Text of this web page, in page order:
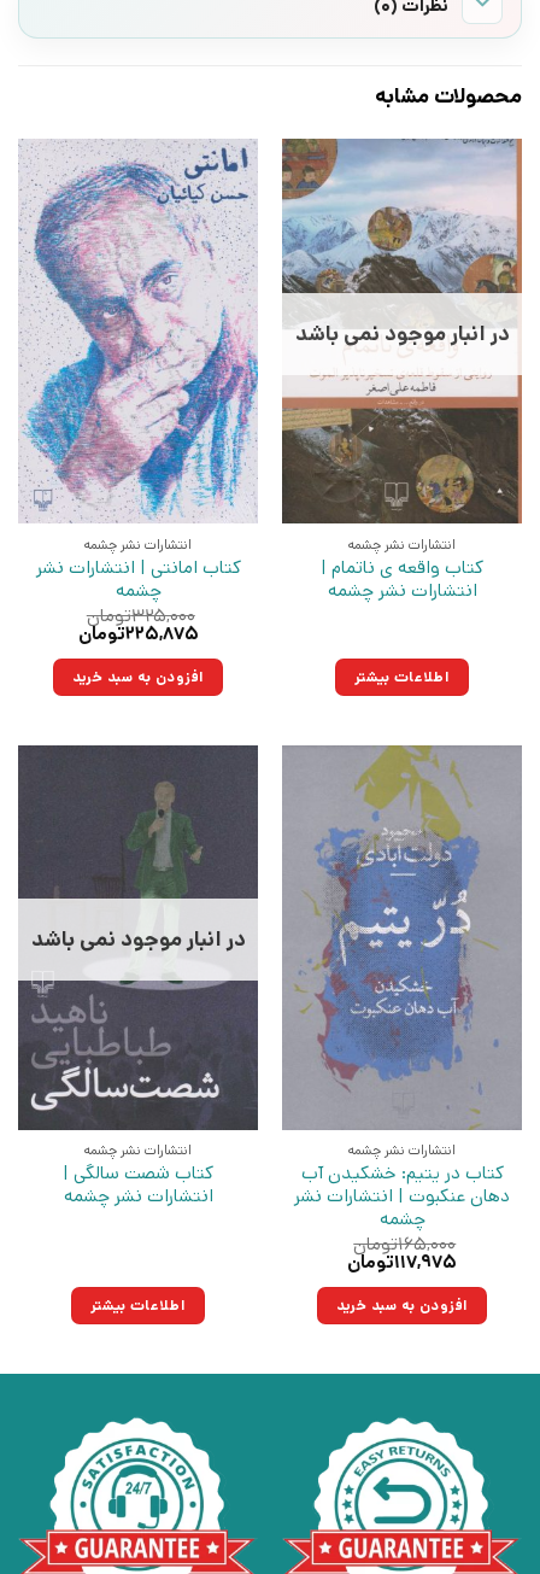
نظرات (0)
محصولات مشابه
در انبار موجود نمی باشد
انتشارات نشر چشمه
کتاب واقعه ی ناتمام |
انتشارات نشر چشمه
اطلاعات بیشتر
انتشارات نشر چشمه
کتاب امانتی | انتشارات نشر
چشمه
۳۲۵,۰۰۰تومان
قیمت
۳۲۵,۰۰۰تومان
بود.
۲۲۵,۸۷۵تومان
۲۲۵,۸۷۵تومان.افزودن به سبد خرید
انتشارات نشر چشمه
کتاب در یتیم: خشکیدن آب
دهان عنکبوت | انتشارات نشر
چشمه
۱۶۵,۰۰۰تومان
قیمت
۱۶۵,۰۰۰تومان
بود.
۱۱۷,۹۷۵تومان
۱۱۷,۹۷۵تومان.افزودن به سبد خرید
در انبار موجود نمی باشد
انتشارات نشر چشمه
کتاب شصت سالگی |
انتشارات نشر چشمه
اطلاعات بیشتر